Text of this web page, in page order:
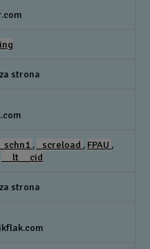
strona
_schn1 , _screload , FPAU ,
__lt__cid
strona